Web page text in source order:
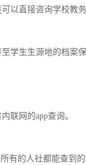
以直接咨询学校教
学生生源地的档案
联网的app查询。
有的人社都能查到的